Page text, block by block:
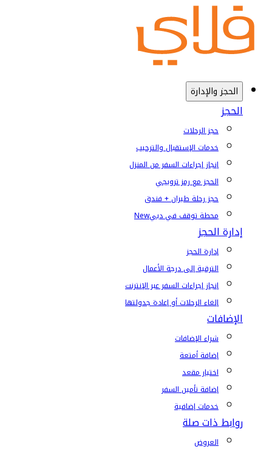
الحجز والإدارة
الحجز
حجز الرحلات
خدمات الإستقبال والترحيب
إنجاز إجراءات السفر من المنزل
الحجز مع رمز ترويجي
حجز رحلة طيران + فندق
محطة توقف في دبيNew
إدارة الحجز
إدارة الحجز
الترقية إلى درجة الأعمال
إنجاز إجراءات السفر عبر الإنترنت
إلغاء الرحلات أو إعادة جدولتها
الإضافات
شراء الإضافات
إضافة أمتعة
اختيار مقعد
إضافة تأمين السفر
خدمات إضافية
روابط ذات صلة
العروض